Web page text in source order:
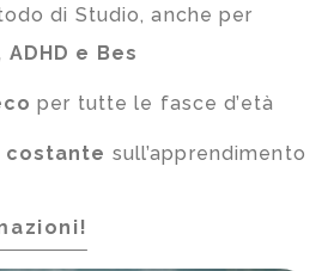
di Studio, anche per
ADHD e Bes
per tutte le fasce d’età
costante sull’apprendimento